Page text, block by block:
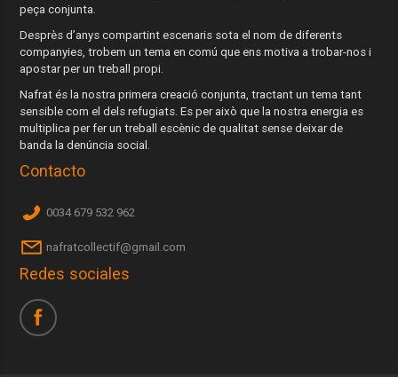
peça conjunta.
Desprès d’anys compartint escenaris sota el nom de diferents
companyies, trobem un tema en comú que ens motiva a trobar-nos i
apostar per un treball propi.
Nafrat és la nostra primera creació conjunta, tractant un tema tant
sensible com el dels refugiats. Es per això que la nostra energia es
multiplica per fer un treball escènic de qualitat sense deixar de
banda la denúncia social.
Contacto
0034 679 532 962
nafratcollectif@gmail.com
Redes sociales